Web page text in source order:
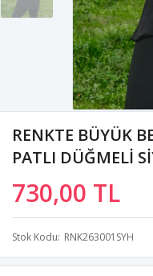
RENKTE BÜYÜK
PATLI DÜĞMELİ
730,00 TL
Stok Kodu RNK263001SYH